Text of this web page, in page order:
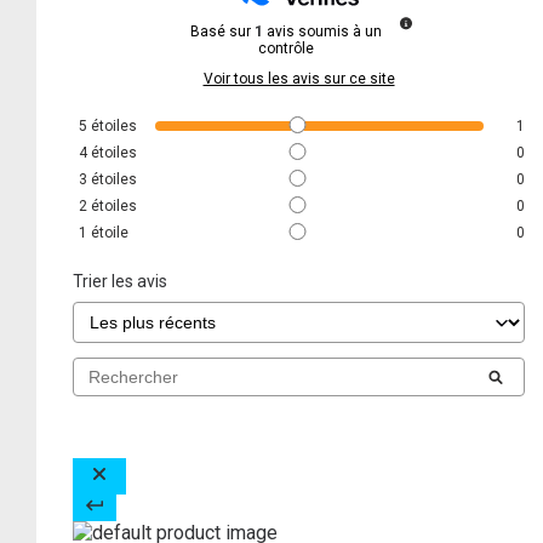
Basé sur 1 avis soumis à un
contrôle
Voir tous les avis sur ce site
5 étoiles
1
4 étoiles
0
3 étoiles
0
2 étoiles
0
1 étoile 0
Trier les avis